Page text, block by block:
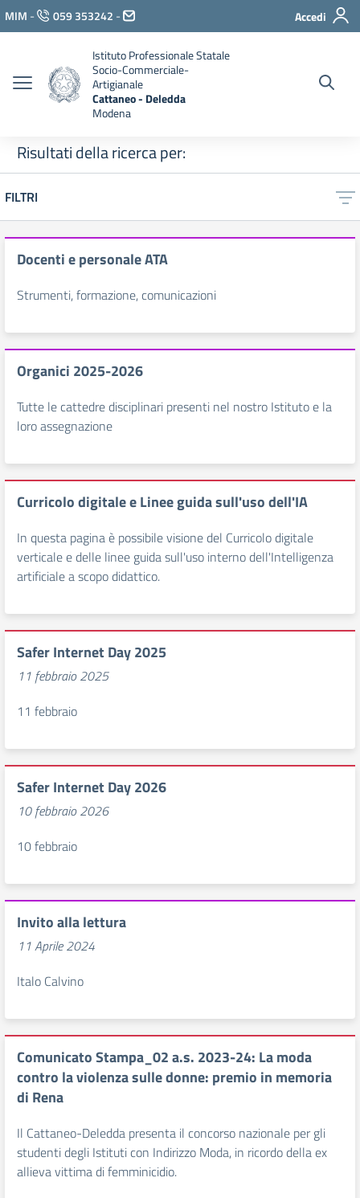
Vai ai contenuti
Vai al menu di navigazione
Vai al footer
MIM - 059 353242 - Accedi
Istituto Professionale Statale
Socio-Commerciale-
Artigianale
Cattaneo - Deledda
Modena
Risultati della ricerca per:
FILTRI
Docenti e personale ATA
Strumenti, formazione, comunicazioni
Organici 2025-2026
Tutte le cattedre disciplinari presenti nel nostro Istituto e la
loro assegnazione
Curricolo digitale e Linee guida sull'uso dell'IA
In questa pagina è possibile visione del Curricolo digitale
verticale e delle linee guida sull'uso interno dell'Intelligenza
artificiale a scopo didattico.
Safer Internet Day 2025
11 febbraio 2025
11 febbraio
Safer Internet Day 2026
10 febbraio 2026
10 febbraio
Invito alla lettura
11 Aprile 2024
Italo Calvino
Comunicato Stampa_02 a.s. 2023-24: La moda
contro la violenza sulle donne: premio in memoria
di Rena
Il Cattaneo-Deledda presenta il concorso nazionale per gli
studenti degli Istituti con Indirizzo Moda, in ricordo della ex
allieva vittima di femminicidio.